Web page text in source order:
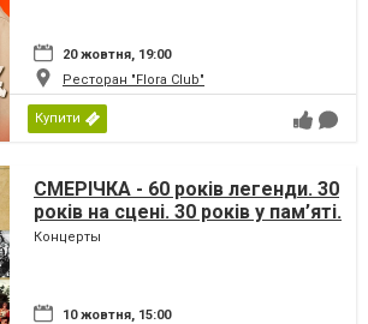
20 жовтня, 19:00
Ресторан "Flora Club"
Купити
СМЕРІЧКА - 60 років легенди. 30
років на сцені. 30 років у пам’яті.
Концерты
10 жовтня, 15:00